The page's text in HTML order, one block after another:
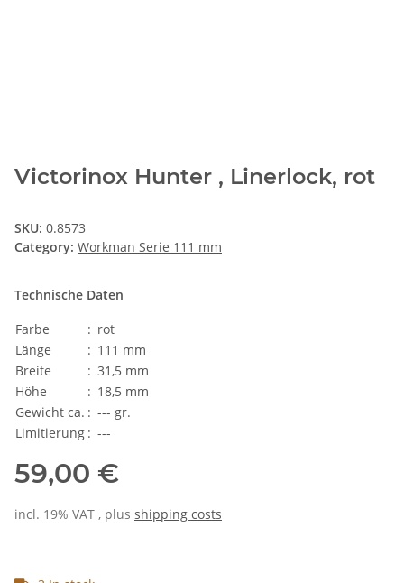
Victorinox Hunter , Linerlock, rot
SKU: 0.8573
Category: Workman Serie 111 mm
Technische Daten
Farbe
: rot
Länge
: 111 mm
Breite
: 31,5 mm
Höhe
: 18,5 mm
Gewicht ca. : --- gr.
Limitierung : ---
59,00 €
incl. 19% VAT , plus shipping costs